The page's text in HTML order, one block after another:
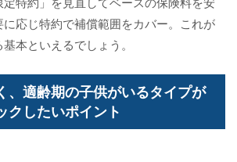
に応じ特約で補償範囲をカバー。これが
本といえるでしょう。
、適齢期の子供がいるタイプが
クしたいポイント